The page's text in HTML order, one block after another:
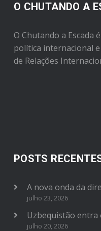
O CHUTANDO A
O Chutando a Escada
política internacional
de Relações
POSTS
A nova onda da
julho 23, 2026
Uzbequistão entra
julho 20, 2026